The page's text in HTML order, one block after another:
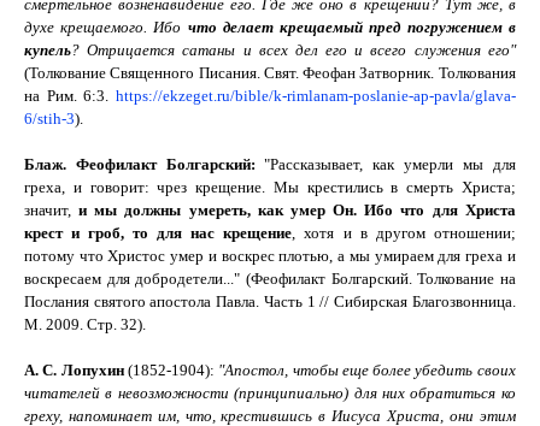
смертельное возненавидение его. Где же оно в крещении? Тут же, в
духе крещаемого. Ибо что делает крещаемый пред погружением в
купель? Отрицается сатаны и всех дел его и всего служения его"
(Толкование Священного Писания. Свят. Феофан Затворник. Толкования
на Рим. 6:3. https://ekzeget.ru/bible/k-rimlanam-poslanie-ap-pavla/glava-
6/stih-3).
Блаж. Феофилакт Болгарский: "Рассказывает, как умерли мы для
греха, и говорит: чрез крещение. Мы крестились в смерть Христа;
значит,и мы должны умереть, как умер Он. Ибо что для Христа
крест и гроб, то для нас крещение , хотя и в другом отношении;
потому что Христос умер и воскрес плотью, а мы умираем для греха и
воскресаем для добродетели ..." (Феофилакт Болгарский. Толкование на
Послания святого апостола Павла. Часть 1 // Сибирская Благозвонница.
М. 2009. Стр. 32)
А. С. Лопухин (1852-1904): "Апостол, чтобы еще более убедить своих
читателей в невозможности (принципиально) для них обратиться ко
греху, напоминает им, что, крестившись в Иисуса Христа, они этим